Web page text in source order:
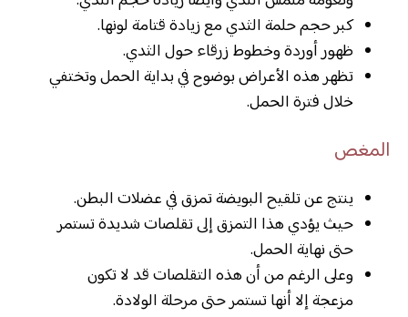
كبر حجم حلمة الثدي مع زيادة قتامة لونها.
ظهور أوردة وخطوط زرقاء حول الثدي.
تظهر هذه الأعراض بوضوح في بداية الحمل وتختفي
خلال فترة الحمل.
المغص
ينتج عن تلقيح البويضة تمزق في عضلات البطن.
حيث يؤدي هذا التمزق إلى تقلصات شديدة تستمر
حتى نهاية الحمل.
وعلى الرغم من أن هذه التقلصات قد لا تكون
مزعجة إلا أنها تستمر حتى مرحلة الولادة.